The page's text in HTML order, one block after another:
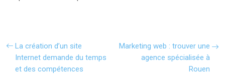
La création d’un site
Internet demande du temps
et des compétences
Marketing web : trouver une
agence spécialisée à
Rouen